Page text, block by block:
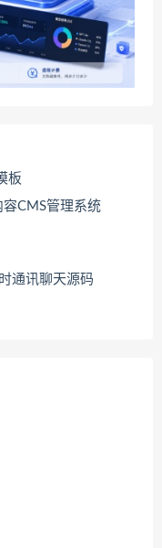
板
CMS管理系统
通讯聊天源码